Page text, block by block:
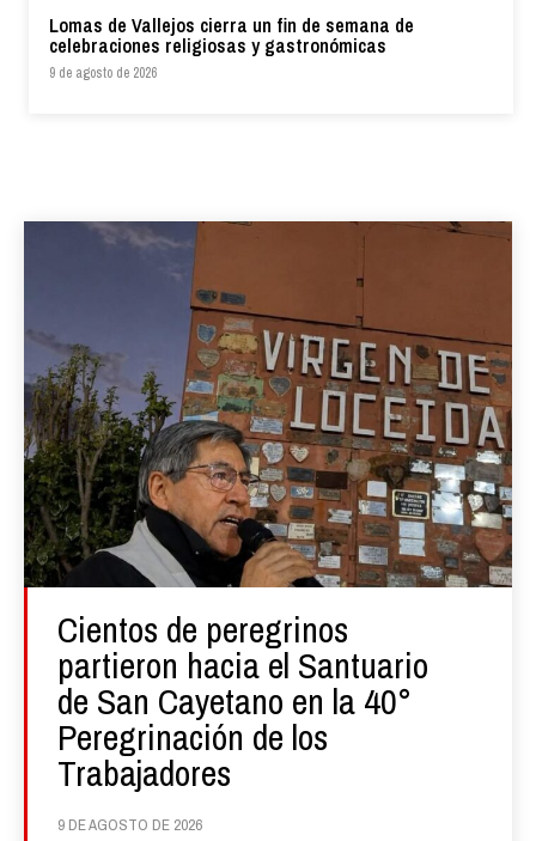
Lomas de Vallejos cierra un fin de semana de
celebraciones religiosas y gastronómicas
9 de agosto de 2026
Cientos de peregrinos
partieron hacia el Santuario
de San Cayetano en la 40°
Peregrinación de los
Trabajadores
9 DE AGOSTO DE 2026